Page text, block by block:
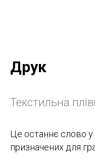
Друк
Текстильна
Це останнє слово у
призначених для